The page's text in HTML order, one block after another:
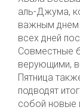
аль-Джума,
важным днем
всех дней
Совместные
верующими,
Пятница
подводят
собой новые